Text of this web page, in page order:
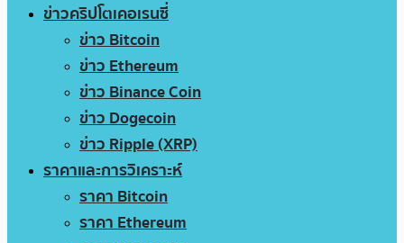
ข่าวคริปโตเคอเรนซี่
ข่าว Bitcoin
ข่าว Ethereum
ข่าว Binance Coin
ข่าว Dogecoin
ข่าว Ripple (XRP)
ราคาและการวิเคราะห์
ราคา Bitcoin
ราคา Ethereum